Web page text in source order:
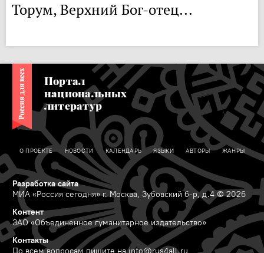
Торум, Верхний Бог-отец...
Портал
национальных
литератур
О ПРОЕКТЕ НОВОСТИ КАЛЕНДАРЬ ЯЗЫКИ АВТОРЫ ЖАНРЫ
Разработка сайта
МИА «Россия сегодня» г. Москва, Зубовский б-р, д.4 © 2026
Контент
ЗАО «Объединенное гуманитарное издательство»
Контакты
По всем вопросам пишите наinfo@rus4all.ru